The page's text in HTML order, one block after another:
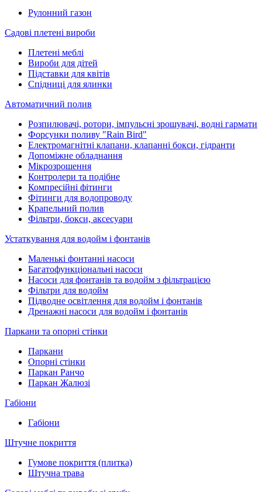
Рулонний газон
Садові плетені вироби
Плетені меблі
Вироби для дітей
Підставки для квітів
Спідниці для ялинки
Автоматичний полив
Розпилювачі, ротори, імпульсні зрошувачі, водні гармати
Форсунки поливу "Rain Bird"
Електромагнітні клапани, клапанні бокси, гідранти
Допоміжне обладнання
Мікрозрошення
Контролери та подібне
Компресійні фітинги
Фітинги для водопроводу
Крапельний полив
Фільтри, бокси, аксесуари
Устаткування для водойм і фонтанів
Маленькі фонтанні насоси
Багатофункціональні насоси
Насоси для фонтанів та водойм з фільтрацією
Фільтри для водойм
Підводне освітлення для водойм і фонтанів
Дренажні насоси для водойм і фонтанів
Паркани та опорні стінки
Паркани
Опорні стінки
Паркан Ранчо
Паркан Жалюзі
Габіони
Габіони
Штучне покриття
Гумове покриття (плитка)
Штучна трава